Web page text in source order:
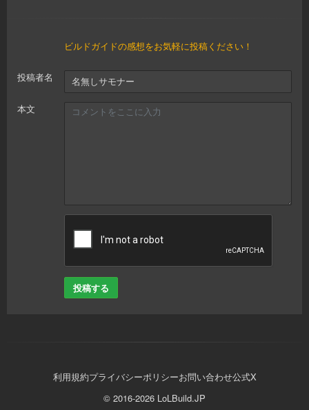
ビルドガイドの感想をお気軽に投稿ください！
投稿者名
本文
投稿する
利用規約プライバシーポリシーお問い合わせ公式X
© 2016-2026 LoLBuild.JP